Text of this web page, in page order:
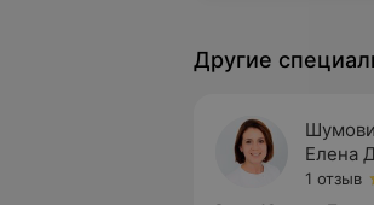
Другие
Елена
1 отзыв